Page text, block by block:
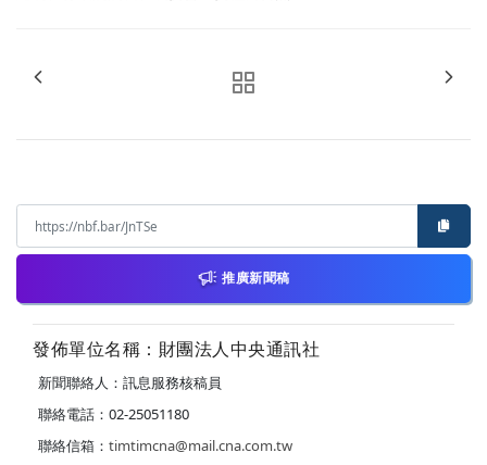
推廣新聞稿
發佈單位名稱：財團法人中央通訊社
新聞聯絡人：訊息服務核稿員
聯絡電話：02-25051180
聯絡信箱： timtimcna@mail.cna.com.tw